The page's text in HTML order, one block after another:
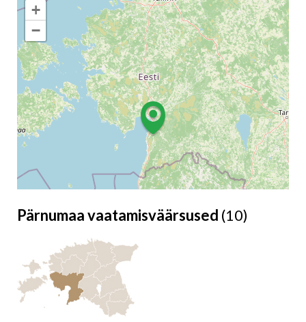
+
−
Pärnumaa vaatamisväärsused (10)